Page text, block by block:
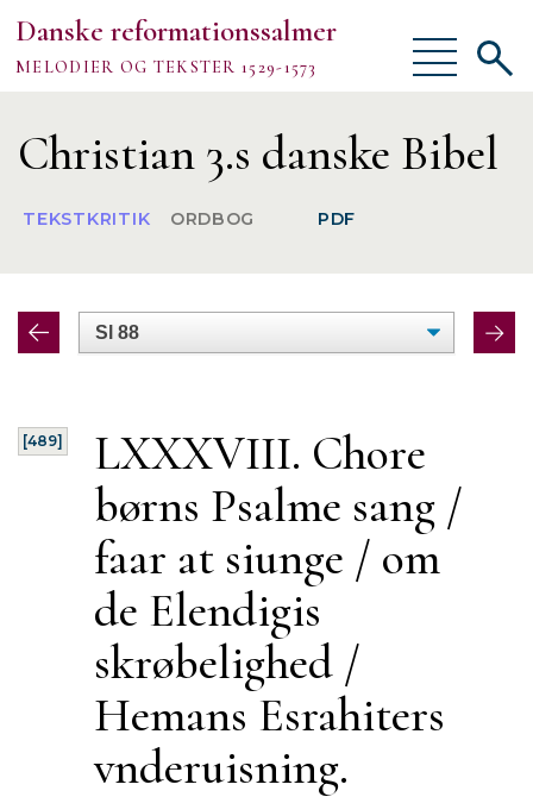
Danske reformationssalmer
MELODIER OG TEKSTER 1529-1573
Vis/skjul
menu
Om
TEKSTER
MELODIER
Vis/
Christian 3.s danske Bibel
TEKSTKRITIK ORDBOG PDF
[489]
LXXXVIII. Chore
børns Psalme sang /
faar at siunge / om
de Elendigis
skrøbelighed /
Hemans Esrahiters
vnderuisning.